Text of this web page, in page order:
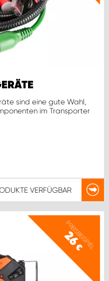
sind eine gute Wahl,
im Transporter
VERFÜGBAR
PREISBEISPIEL
26
€